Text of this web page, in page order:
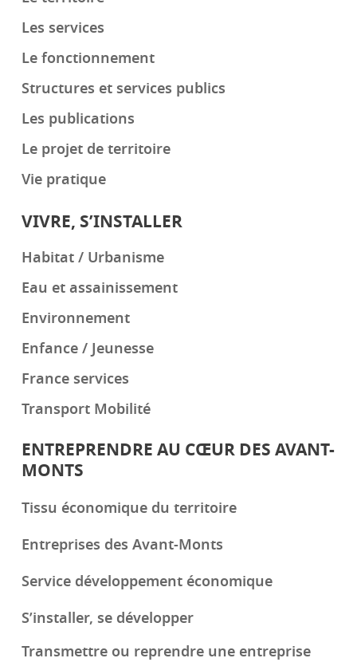
Les services
Le fonctionnement
Structures et services publics
Les publications
Le projet de territoire
Vie pratique
VIVRE, S’INSTALLER
Habitat / Urbanisme
Eau et assainissement
Environnement
Enfance / Jeunesse
France services
Transport Mobilité
ENTREPRENDRE AU CŒUR DES AVANT-
MONTS
Tissu économique du territoire
Entreprises des Avant-Monts
Service développement économique
S’installer, se développer
Transmettre ou reprendre une entreprise